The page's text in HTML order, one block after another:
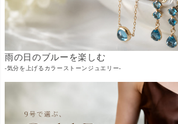
雨の日のブルーを楽しむ
-気分を上げるカラーストーンジュエリー-